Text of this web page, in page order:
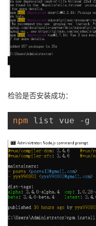
检验是否安装成功：
npm list vue -g